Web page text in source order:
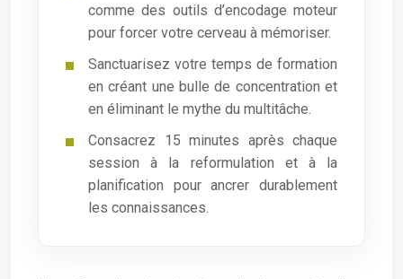
comme des outils d’encodage moteur
pour forcer votre cerveau à mémoriser.
Sanctuarisez votre temps de formation
en créant une bulle de concentration et
en éliminant le mythe du multitâche.
Consacrez 15 minutes après chaque
session à la reformulation et à la
planification pour ancrer durablement
les connaissances.